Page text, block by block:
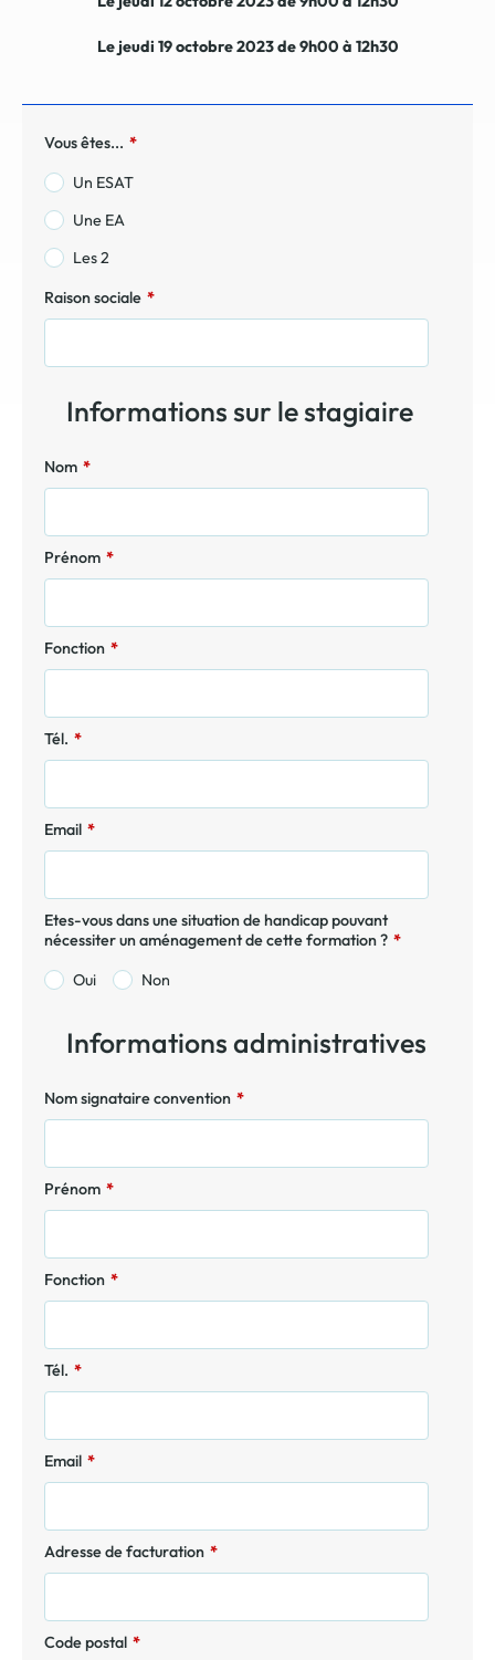
Le jeudi 19 octobre 2023 de 9h00 à 12h30
Vous êtes... *
Un ESAT
Une EA
Les 2
Raison sociale *
Informations sur le stagiaire
Nom *
Prénom *
Fonction *
Tél. *
Email *
Etes-vous dans une situation de handicap pouvant
nécessiter un aménagement de cette formation ? *
Oui
Non
Informations administratives
Nom signataire convention *
Prénom *
Fonction *
Tél. *
Email *
Adresse de facturation *
Code postal *